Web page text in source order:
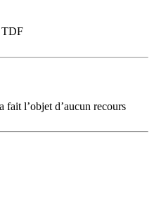
TDF
fait l’objet d’aucun recours